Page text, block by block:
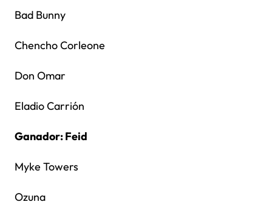
Bad Bunny
Chencho Corleone
Don Omar
Eladio Carrión
Ganador: Feid
Myke Towers
Ozuna